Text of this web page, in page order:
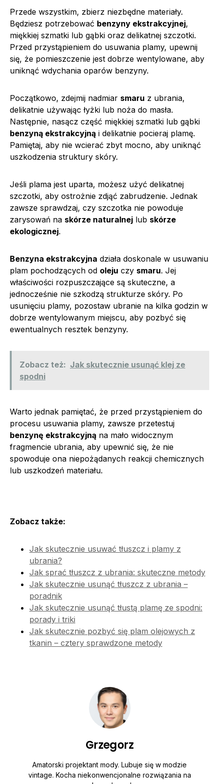
Przede wszystkim, zbierz niezbędne materiały.
Będziesz potrzebować benzyny ekstrakcyjnej,
miękkiej szmatki lub gąbki oraz delikatnej szczotki.
Przed przystąpieniem do usuwania plamy, upewnij
się, że pomieszczenie jest dobrze wentylowane, aby
uniknąć wdychania oparów benzyny.
Początkowo, zdejmij nadmiar smaru z ubrania,
delikatnie używając łyżki lub noża do masła.
Następnie, nasącz część miękkiej szmatki lub gąbki
benzyną ekstrakcyjną i delikatnie pocieraj plamę.
Pamiętaj, aby nie wcierać zbyt mocno, aby uniknąć
uszkodzenia struktury skóry.
Jeśli plama jest uparta, możesz użyć delikatnej
szczotki, aby ostrożnie zdjąć zabrudzenie. Jednak
zawsze sprawdzaj, czy szczotka nie powoduje
zarysowań na skórze naturalnej lub skórze
ekologicznej.
Benzyna ekstrakcyjna działa doskonale w usuwaniu
plam pochodzących od oleju czy smaru. Jej
właściwości rozpuszczające są skuteczne, a
jednocześnie nie szkodzą strukturze skóry. Po
usunięciu plamy, pozostaw ubranie na kilka godzin w
dobrze wentylowanym miejscu, aby pozbyć się
ewentualnych resztek benzyny.
Zobacz też: Jak skutecznie usunąć klej ze
spodni
Warto jednak pamiętać, że przed przystąpieniem do
procesu usuwania plamy, zawsze przetestuj
benzynę ekstrakcyjną na mało widocznym
fragmencie ubrania, aby upewnić się, że nie
spowoduje ona niepożądanych reakcji chemicznych
lub uszkodzeń materiału.
Zobacz także:
Jak skutecznie usuwać tłuszcz i plamy z
ubrania?
Jak sprać tłuszcz z ubrania: skuteczne metody
Jak skutecznie usunąć tłuszcz z ubrania –
poradnik
Jak skutecznie usunąć tłustą plamę ze spodni:
porady i triki
Jak skutecznie pozbyć się plam olejowych z
tkanin – cztery sprawdzone metody
Grzegorz
Amatorski projektant mody. Lubuje się w modzie
vintage. Kocha niekonwencjonalne rozwiązania na